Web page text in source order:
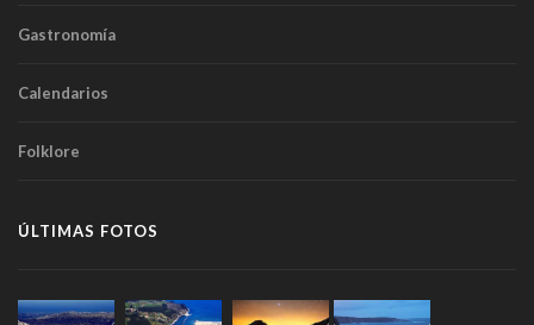
Gastronomía
Calendarios
Folklore
ÚLTIMAS FOTOS